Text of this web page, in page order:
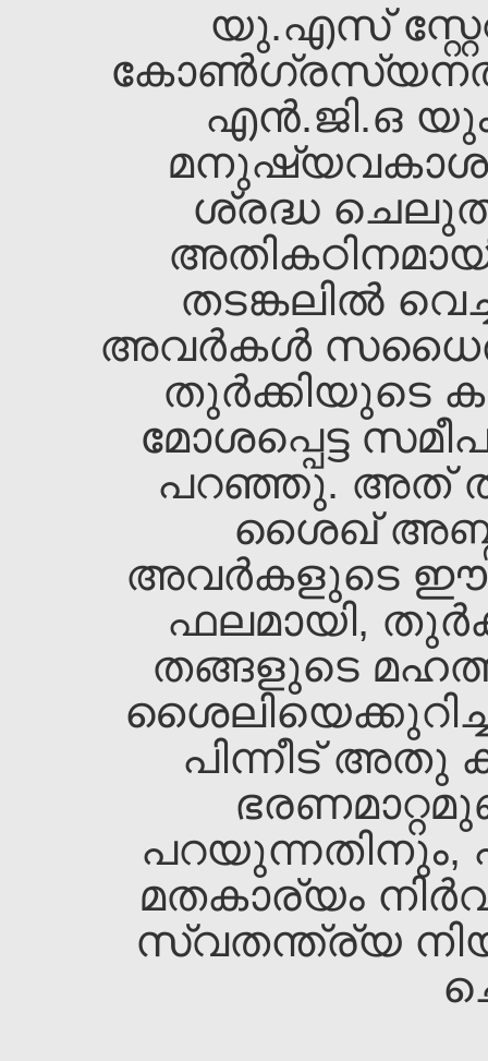
യു.എസ്‌
എന്‍.ജി.ഒ
മനുഷ്യവകാശ
ശ്രദ്ധ
തടങ്കലില്‍
അവര്‍കള്‍
തുര്‍ക്കിയുടെ
മോശപ്പെട്ട
പറഞ്ഞു. അത്‌
ശൈഖ്‌
അവര്‍കളുടെ ഈ
ഫലമായി,
തങ്ങളുടെ
പിന്നീട്‌ അതു
പറയുന്നതിനും,
മതകാര്യം
സ്വതന്ത്ര്യ